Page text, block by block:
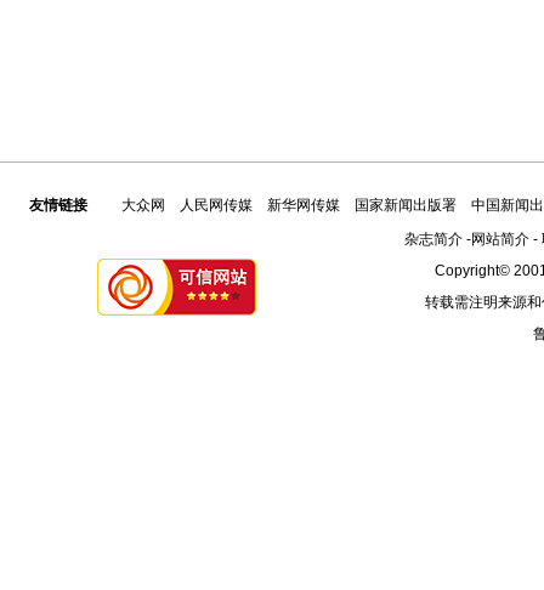
友情链接 大众网 人民网传媒 新华网传媒 国家新闻出版署
中国新闻
杂志简介-网站简介-
Copyright©
转载需注明来源